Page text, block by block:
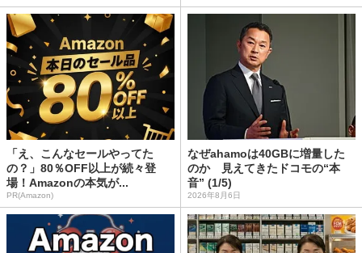
「え、こんなセールやってた
の？」80％OFF以上が続々登
場！Amazonの本気が...
PR(Amazon)
なぜahamoは40GBに増量した
のか 見えてきたドコモの“本
音” (1/5)
2026年8月6日